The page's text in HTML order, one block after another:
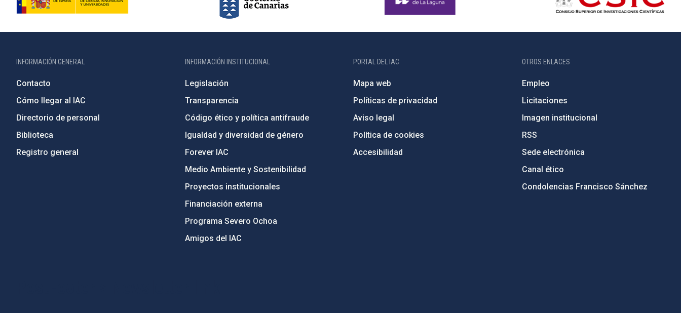
INFORMACIÓN GENERAL
Contacto
Cómo llegar al IAC
Directorio de personal
Biblioteca
Registro general
INFORMACIÓN INSTITUCIONAL
Legislación
Transparencia
Código ético y política antifraude
Igualdad y diversidad de género
Forever IAC
Medio Ambiente y Sostenibilidad
Proyectos institucionales
Financiación externa
Programa Severo Ochoa
Amigos del IAC
PORTAL DEL IAC
Mapa web
Políticas de privacidad
Aviso legal
Política de cookies
Accesibilidad
OTROS ENLACES
Empleo
Licitaciones
Imagen institucional
RSS
Sede electrónica
Canal ético
Condolencias Francisco Sánchez